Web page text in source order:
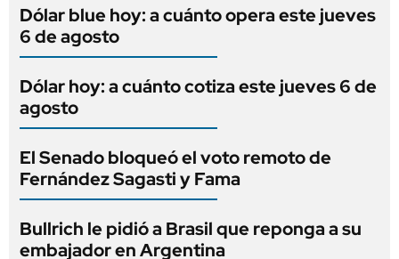
Dólar blue hoy: a cuánto opera este jueves
6 de agosto
Dólar hoy: a cuánto cotiza este jueves 6 de
agosto
El Senado bloqueó el voto remoto de
Fernández Sagasti y Fama
Bullrich le pidió a Brasil que reponga a su
embajador en Argentina